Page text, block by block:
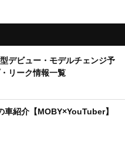
型デビュー・モデルチェンジ予
リーク情報一覧
車紹介【MOBY×YouTuber】